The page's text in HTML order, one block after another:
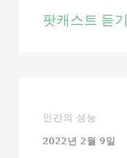
팟캐스트 듣기
인간의 성능
2022년 2월 9일